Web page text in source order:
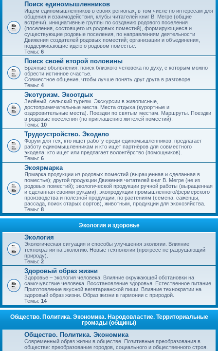
Поиск единомышленников
Ищем единомышленников в своих регионах, в том числе по интересам для
общения и взаимодействия, клубы читателей книг В. Мегре (общие
встречи), инициативные группы по созданию родового поселения
(поселения, состоящего из родовых поместий), формирующиеся и
существующие родовые поселения, по направлениям деятельности
Движения создателей родовых поместий; организации и объединения,
поддерживающие идею о родовом поместье.
Темы: 6
Поиск своей второй половины
Брачные объявления: поиск близкого человека по духу, с которым можно
обрести истинное счастье.
Совместное общение, чтобы лучше понять друг друга в разговоре.
Темы: 4
Экотуризм. Экоотдых
Зелёный, сельский туризм. Экскурсии в живописные,
достопримечательные места. Места отдыха (курортные и
оздоровительные места). Поездки по святым местам. Маршруты. Поездки
в родовые поселения (по приглашению жителей поместий).
Темы: 10
Трудоустройство. Экодело
Форум для тех, кто ищет работу среди единомышленников, предлагает
работу единомышленникам и кто ищет партнёров для совместного
экодела; кто ищет или предлагает волонтёрство (помощников).
Темы: 6
Экоярмарка
Ярмарка продукции из родовых поместий (выращенная и сделанная в
поместье); другой продукции Движения читателей книг В. Мегре (не из
родовых поместий); экологической продукции ручной работы (выращенная
и сделанная своими руками); экопродукции промышленного/фермерского
производства и полезной продукции; по растениям (семена, саженцы,
рассада, поиск старых сортов), животным, продукции для экохозяйства.
Темы: 8
Экология и здоровье
Экология
Экологическая ситуация и способы улучшения экологии. Влияние
технократии на экологию. Новые технологии (прогресс не разрушающий
природу).
Темы: 2
Здоровый образ жизни
Здоровье – экология человека. Влияние окружающей обстановки на
самочувствие человека. Восстановление здоровья. Естественное питание.
Приготовление вкусной вегетарианской пищи. Влияние технократии на
здоровый образ жизни. Образ жизни в гармонии с природой.
Темы: 14
Общество. Политика. Экономика. Народовластие. Территориальные
громады (общины)
Общество. Политика. Экономика
Современный образ жизни в обществе. Позитивные преобразования в
обществе: преобразование городов, социального и общественного строя.